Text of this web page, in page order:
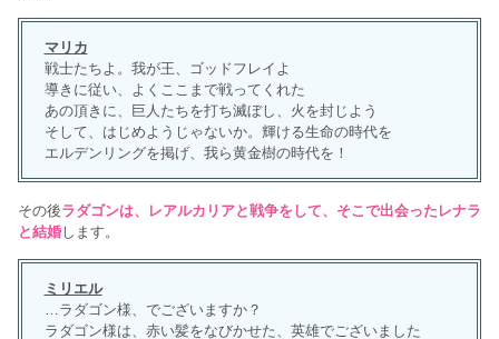
マリカ
戦士たちよ。我が王、ゴッドフレイよ
導きに従い、よくここまで戦ってくれた
あの頂きに、巨人たちを打ち滅ぼし、火を封じよう
そして、はじめようじゃないか。輝ける生命の時代を
エルデンリングを掲げ、我ら黄金樹の時代を！
その後ラダゴンは、レアルカリアと戦争をして、そこで出会ったレナラ
と結婚します。
ミリエル
…ラダゴン様、でございますか？
ラダゴン様は、赤い髪をなびかせた、英雄でございました